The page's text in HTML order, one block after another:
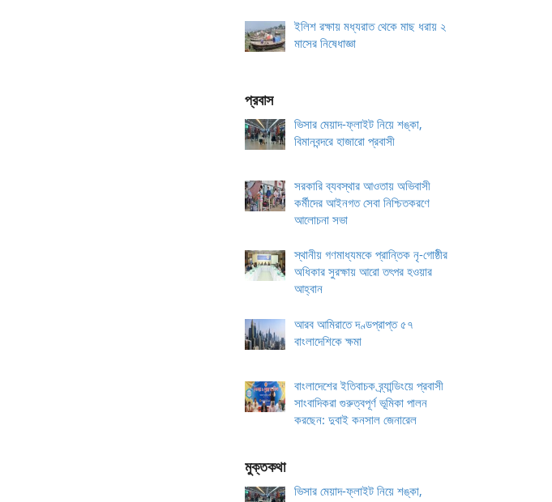
ইলিশ রক্ষায় মধ্যরাত থেকে মাছ ধরায় ২
মাসের নিষেধাজ্ঞা
প্রবাস
ভিসার মেয়াদ-ফ্লাইট নিয়ে শঙ্কা,
বিমানবন্দরে হাজারো প্রবাসী
সরকারি ব্যবস্থার আওতায় অভিবাসী
কর্মীদের আইনগত সেবা নিশ্চিতকরণে
আলোচনা সভা
স্থানীয় গণমাধ্যমকে প্রান্তিক নৃ-গোষ্ঠীর
অধিকার সুরক্ষায় আরো তৎপর হওয়ার
আহ্বান
আরব আমিরাতে দণ্ডপ্রাপ্ত ৫৭
বাংলাদেশিকে ক্ষমা
বাংলাদেশের ইতিবাচক ব্র্যান্ডিংয়ে প্রবাসী
সাংবাদিকরা গুরুত্বপূর্ণ ভূমিকা পালন
করছেন: দুবাই কনসাল জেনারেল
মুক্তকথা
ভিসার মেয়াদ-ফ্লাইট নিয়ে শঙ্কা,